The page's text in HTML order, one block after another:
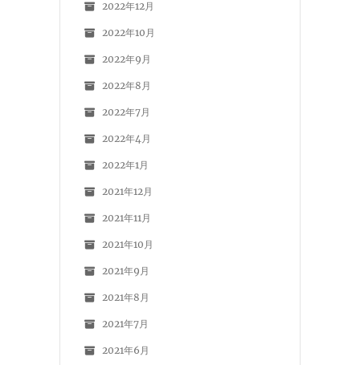
2022年12月
2022年10月
2022年9月
2022年8月
2022年7月
2022年4月
2022年1月
2021年12月
2021年11月
2021年10月
2021年9月
2021年8月
2021年7月
2021年6月